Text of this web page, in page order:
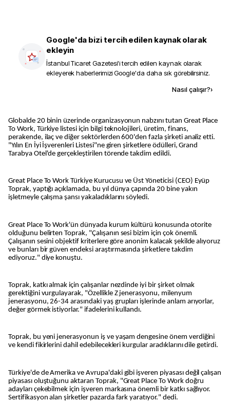
Google'da bizi tercih edilen kaynak olarak
ekleyin
İstanbul Ticaret Gazetesi'i tercih edilen kaynak olarak
ekleyerek haberlerimizi Google'da daha sık görebilirsiniz.
Nasıl çalışır?›
Globalde 20 binin üzerinde organizasyonun nabzını tutan Great Place
To Work, Türkiye listesi için bilgi teknolojileri, üretim, finans,
perakende, ilaç ve diğer sektörlerden 600'den fazla şirketi analiz etti.
"Yılın En İyi İşverenleri Listesi"ne giren şirketlere ödülleri, Grand
Tarabya Otel'de gerçekleştirilen törende takdim edildi.
Great Place To Work Türkiye Kurucusu ve Üst Yöneticisi (CEO) Eyüp
Toprak, yaptığı açıklamada, bu yıl dünya çapında 20 bine yakın
işletmeyle çalışma şansı yakaladıklarını söyledi.
Great Place To Work'ün dünyada kurum kültürü konusunda otorite
olduğunu belirten Toprak, "Çalışanın sesi bizim için çok önemli.
Çalışanın sesini objektif kriterlere göre anonim kalacak şekilde alıyoruz
ve bunları bir güven endeksi araştırmasında şirketlere takdim
ediyoruz." diye konuştu.
Toprak, katkı almak için çalışanlar nezdinde iyi bir şirket olmak
gerektiğini vurgulayarak, "Özellikle Z jenerasyonu, milenyum
jenerasyonu, 26-34 arasındaki yaş grupları işlerinde anlam arıyorlar,
değer görmek istiyorlar." ifadelerini kullandı.
Toprak, bu yeni jenerasyonun iş ve yaşam dengesine önem verdiğini
ve kendi fikirlerini dahil edebilecekleri kurgular aradıklarını dile getirdi.
Türkiye'de de Amerika ve Avrupa'daki gibi işveren piyasası değil çalışan
piyasası oluştuğunu aktaran Toprak, "Great Place To Work doğru
adayları çekebilmek için işveren markasına önemli bir katkı sağlıyor.
Sertifikasyon alan şirketler pazarda fark yaratıyor." dedi.